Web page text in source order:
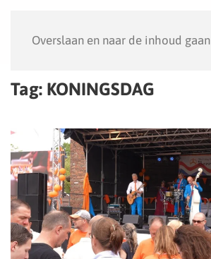
Overslaan en naar de inhoud gaan
Tag: KONINGSDAG